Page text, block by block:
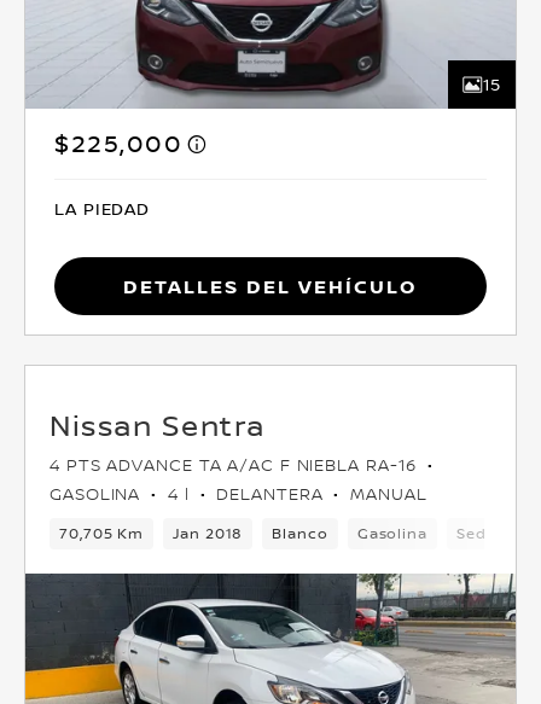
15
$225,000
LA PIEDAD
Detalles del vehículo
Nissan Sentra
4 PTS ADVANCE TA A/AC F NIEBLA RA-16
GASOLINA
4 l DELANTERA MANUAL
70,705 Km Jan 2018 Blanco Gasolina Sedan